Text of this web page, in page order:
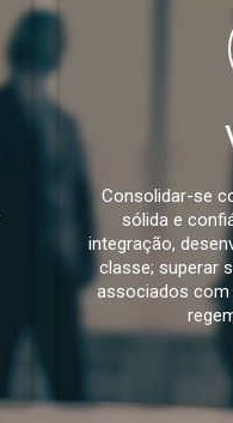
Consolidar-se
sólida e
integração,
classe; superar
associados com